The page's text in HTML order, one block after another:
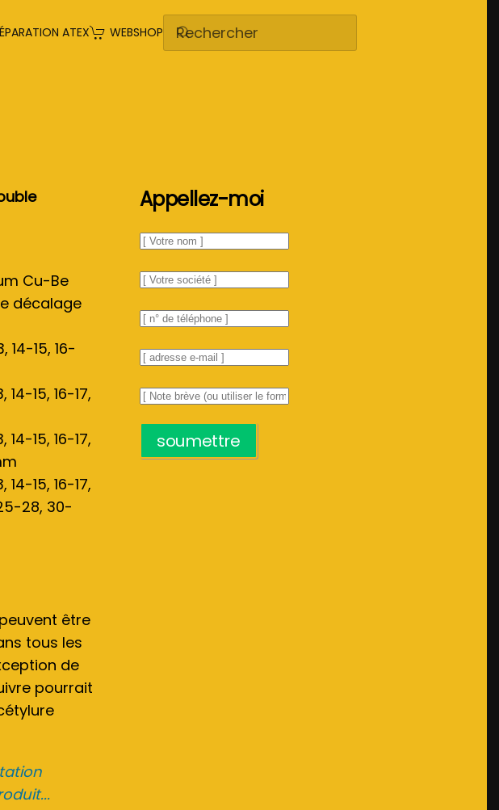
ATEX WEBSHOP
Cu-Be
décalage
14-15, 16-
15, 16-17,
15, 16-17,
15, 16-17,
28, 30-
être
tous les
de
pourrait
Appellez-moi
soumettre